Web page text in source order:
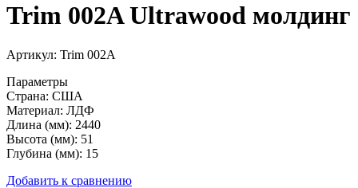
Trim 002A Ultrawood молдинг
Артикул: Trim 002A
Параметры
Страна: США
Материал: ЛДФ
Длина (мм): 2440
Высота (мм): 51
Глубина (мм): 15
Добавить к сравнению